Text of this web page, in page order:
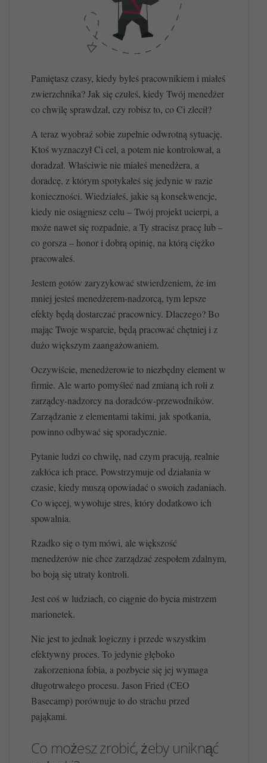
Pamiętasz czasy, kiedy byłeś pracownikiem i miałeś
zwierzchnika? Jak się czułeś, kiedy Twój menedżer
co chwilę sprawdzał, czy robisz to, co Ci zlecił?
A teraz wyobraź sobie zupełnie odwrotną sytuację.
Ktoś wyznaczył Ci cel, a potem nie kontrolował, a
doradzał. Właściwie nie miałeś menedżera, a
doradcę, z którym spotykałeś się jedynie w razie
konieczności. Wiedziałeś, jakie są konsekwencje,
kiedy nie osiągniesz celu – Twój projekt ucierpi, a
może nawet się rozpadnie, a Ty stracisz pracę lub –
co gorsza – honor i dobrą opinię, na którą ciężko
pracowałeś.
Jestem gotów zaryzykować stwierdzeniem, że im
mniej jesteś menedżerem-nadzorcą, tym lepsze
efekty będą dostarczać pracownicy. Dlaczego? Bo
mając Twoje wsparcie, będą pracować chętniej i z
dużo większym zaangażowaniem.
Oczywiście, menedżerowie to niezbędny element w
firmie. Ale warto pomyśleć nad zmianą ich roli z
zarządcy-nadzorcy na doradców-przewodników.
Zarządzanie z elementami takimi, jak spotkania,
powinno odbywać się sporadycznie.
Pytanie ludzi co chwilę, nad czym pracują, realnie
zakłóca ich prace. Powstrzymuje od działania w
czasie, kiedy muszą opowiadać o swoich zadaniach.
Co więcej, wywołuje stres, który dodatkowo ich
spowalnia.
Rzadko się o tym mówi, ale większość
menedżerów nie chce zarządzać zespołem zdalnym,
bo boją się utraty kontroli.
Jest coś w ludziach, co ciągnie do bycia mistrzem
marionetek.
Nie jest to jednak logiczny i przede wszystkim
efektywny proces. To jedynie głęboko
zakorzeniona fobia, a pozbycie się jej wymaga
długotrwałego procesu. Jason Fried (CEO
Basecamp) porównuje to do strachu przed
pająkami.
Co możesz zrobić, żeby uniknąć